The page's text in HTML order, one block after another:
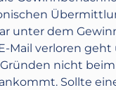
unter dem
Mail verloren geht
nicht
Sollte